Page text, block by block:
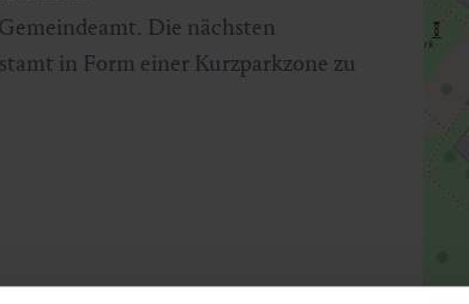
Die nächsten
in Form einer Kurzparkzone zu